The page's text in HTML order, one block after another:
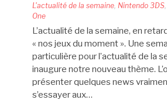
L'actualité de la semaine Nintendo 3DS
One
L’actualité de la semaine, en
« nos jeux du moment ». Une
particulière pour l’actualité de la
inaugure notre nouveau thème.
présenter quelques news
s’essayer aux…